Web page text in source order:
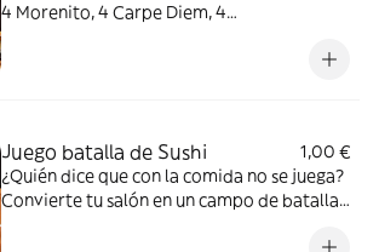
4 Morenito, 4 Carpe Diem, 4
Juego batalla de Sushi
1,00 €
¿Quién dice que con la comida no se juega?
Convierte tu salón en un campo de batalla